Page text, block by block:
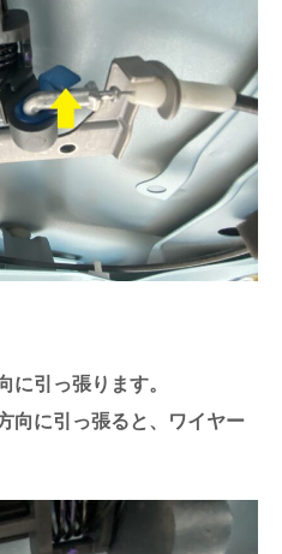
に引っ張ります。
向に引っ張ると、ワイヤー